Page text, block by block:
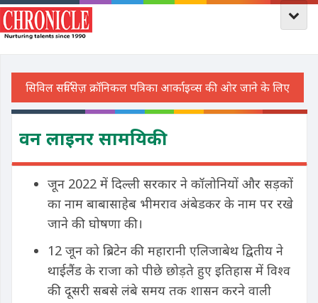
वन लाइनर सामयिकी
जून 2022 में दिल्ली सरकार ने कॉलोनियों और सड़कों
का नाम बाबासाहेब भीमराव अंबेडकर के नाम पर रखे
जाने की घोषणा की।
12 जून को ब्रिटेन की महारानी एलिजाबेथ द्वितीय ने
थाईलैंड के राजा को पीछे छोड़ते हुए इतिहास में विश्व
की दूसरी सबसे लंबे समय तक शासन करने वाली